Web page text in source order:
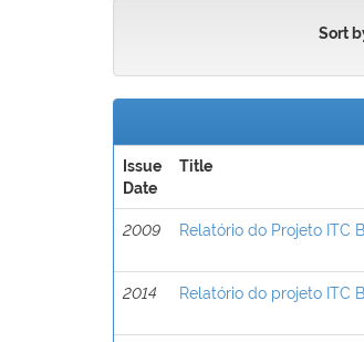
Sort
Issue
Date
Title
2009 Relatório do Projeto ITC
2014
Relatório do projeto ITC